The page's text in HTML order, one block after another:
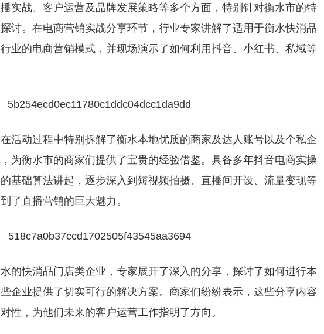
实战、客户运营及品牌发展策略等多个方面，特别针对衡水市的特
讨。在电商营销实战分享环节，行业专家讲解了适用于衡水快消品
业的电商营销模式，并现场演示了如何利用抖音、小红书、私域等
活动过程中特别拆解了衡水本地优质的商家及达人账号以及个私企
为衡水市的商家们提供了宝贵的经验借鉴。具备多年抖音电商实操
基础算法讲起，逐步深入到短视频拍摄、直播间开设、流量变现等
了直播营销的巨大魅力。
的快消品门店类企业，专家展开了深入的分享，探讨了如何进行本
企业提供了切实可行的解决方案。商家们纷纷表示，这些分享内容
性，为他们未来的客户运营工作指明了方向。